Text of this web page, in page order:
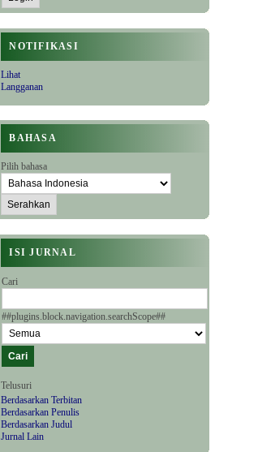
NOTIFIKASI
Lihat
Langganan
BAHASA
Pilih bahasa
ISI JURNAL
Cari
##plugins.block.navigation.searchScope##
Telusuri
Berdasarkan Terbitan
Berdasarkan Penulis
Berdasarkan Judul
Jurnal Lain